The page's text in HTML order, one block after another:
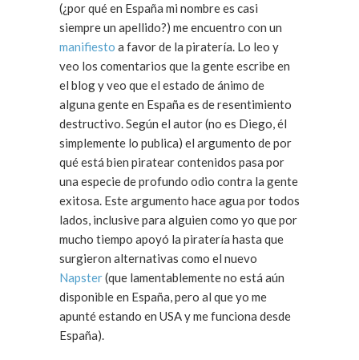
(¿por qué en España mi nombre es casi
siempre un apellido?) me encuentro con un
manifiesto a favor de la piratería. Lo leo y
veo los comentarios que la gente escribe en
el blog y veo que el estado de ánimo de
alguna gente en España es de resentimiento
destructivo. Según el autor (no es Diego, él
simplemente lo publica) el argumento de por
qué está bien piratear contenidos pasa por
una especie de profundo odio contra la gente
exitosa. Este argumento hace agua por todos
lados, inclusive para alguien como yo que por
mucho tiempo apoyó la piratería hasta que
surgieron alternativas como el nuevo
Napster(que lamentablemente no está aún
disponible en España, pero al que yo me
apunté estando en USA y me funciona desde
España).